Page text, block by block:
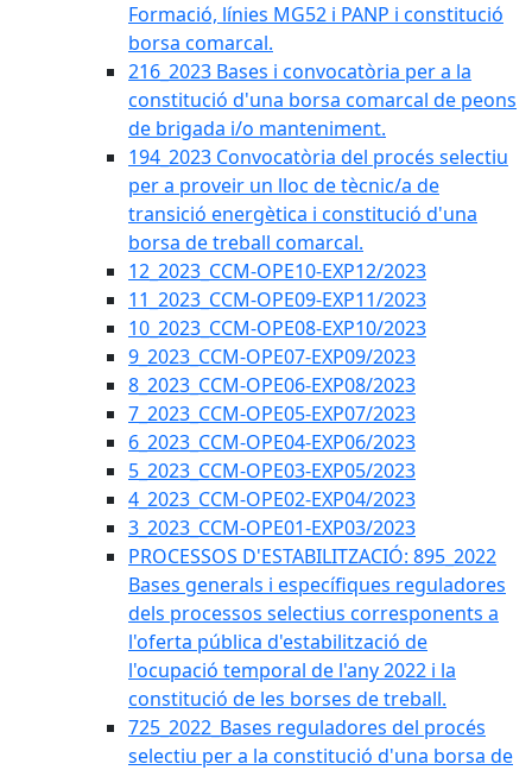
Formació, línies MG52 i PANP i constitució
borsa comarcal.
216_2023 Bases i convocatòria per a la
constitució d'una borsa comarcal de peons
de brigada i/o manteniment.
194_2023 Convocatòria del procés selectiu
per a proveir un lloc de tècnic/a de
transició energètica i constitució d'una
borsa de treball comarcal.
12_2023_CCM-OPE10-EXP12/2023
11_2023_CCM-OPE09-EXP11/2023
10_2023_CCM-OPE08-EXP10/2023
9_2023_CCM-OPE07-EXP09/2023
8_2023_CCM-OPE06-EXP08/2023
7_2023_CCM-OPE05-EXP07/2023
6_2023_CCM-OPE04-EXP06/2023
5_2023_CCM-OPE03-EXP05/2023
4_2023_CCM-OPE02-EXP04/2023
3_2023_CCM-OPE01-EXP03/2023
PROCESSOS D'ESTABILITZACIÓ: 895_2022
Bases generals i específiques reguladores
dels processos selectius corresponents a
l'oferta pública d'estabilització de
l'ocupació temporal de l'any 2022 i la
constitució de les borses de treball.
725_2022_Bases reguladores del procés
selectiu per a la constitució d'una borsa de